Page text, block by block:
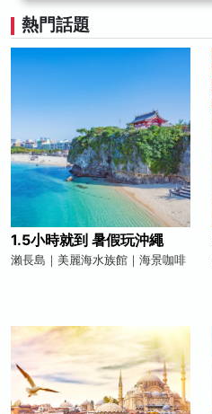
熱門話題
1.5小時就到 暑假玩沖繩
瀨長島｜美麗海水族館｜海景咖啡